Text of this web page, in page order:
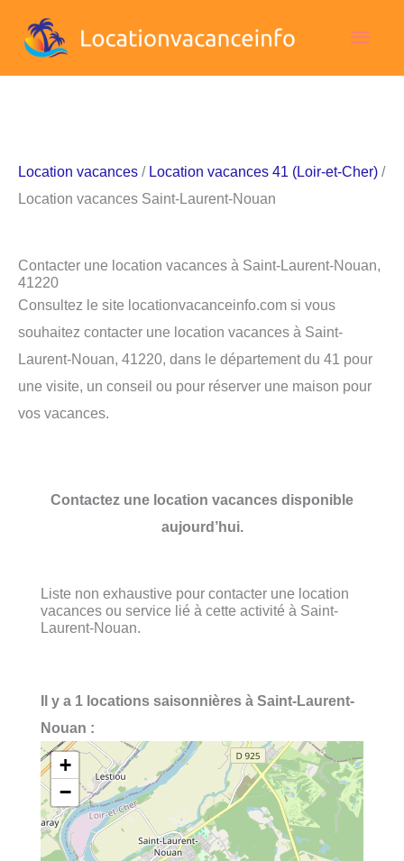
Location vacances / Location vacances 41 (Loir-et-Cher) /
Location vacances Saint-Laurent-Nouan
Contacter une location vacances à Saint-Laurent-Nouan,
41220
Consultez le site locationvacanceinfo.com si vous
souhaitez contacter une location vacances à Saint-
Laurent-Nouan, 41220, dans le département du 41 pour
une visite, un conseil ou pour réserver une maison pour
vos vacances.
Contactez une location vacances disponible
aujourd’hui.
Liste non exhaustive pour contacter une location
vacances ou service lié à cette activité à Saint-
Laurent-Nouan.
Il y a 1 locations saisonnières à Saint-Laurent-
Nouan :
+
−